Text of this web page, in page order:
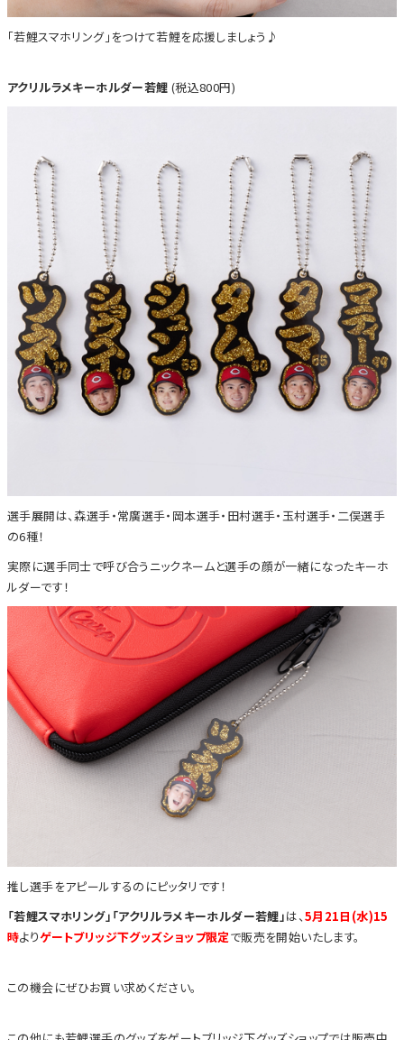
「若鯉スマホリング」をつけて若鯉を応援しましょう♪
アクリルラメキーホルダー若鯉 (税込800円)
選手展開は、森選手・常廣選手・岡本選手・田村選手・玉村選手・二俣選手
の6種！
実際に選手同士で呼び合うニックネームと選手の顔が一緒になったキーホ
ルダーです！
推し選手をアピールするのにピッタリです！
「若鯉スマホリング」「アクリルラメキーホルダー若鯉」は、5月21日(水)15
時よりゲートブリッジ下グッズショップ限定で販売を開始いたします。
この機会にぜひお買い求めください。